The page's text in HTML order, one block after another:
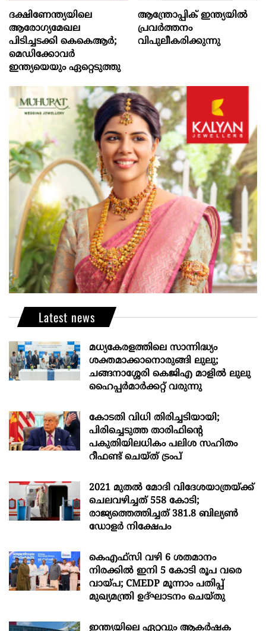
ദക്ഷിണേന്ത്യയിലെ
ആരോഗ്യമേഖല
പിടിച്ചടക്കി കെകെആർ;
മെഡിക്കോവർ
ഇന്ത്യയെയും ഏറ്റെടുത്തു
ആന്ത്രോപ്പിക് ഇന്ത്യയില്‍
പ്രവര്‍ത്തനം
വിപുലീകരിക്കുന്നു
Latest news
മധ്യകേരളത്തിലെ സാന്നിദ്ധ്യം
ശക്തമാക്കാനൊരുങ്ങി ലുലു;
ചങ്ങനാശ്ശേരി കെജിഎ മാളിൽ ലുലു
ഹൈപ്പർമാർക്കറ്റ് വരുന്നു
കോടതി വിധി തിരിച്ചടിയായി;
പിരിച്ചെടുത്ത താരിഫിന്‍റെ
പകുതിയിലധികം പലിശ സഹിതം
റീഫണ്ട് ചെയ്ത് ട്രംപ്
2021 മുതൽ മോദി വിദേശയാത്രയ്ക്ക്
ചെലവഴിച്ചത് 558 കോടി;
രാജ്യത്തെത്തിച്ചത് 381.8 ബില്യൺ
ഡോളർ നിക്ഷേപം
കെഎഫ്സി വഴി 6 ശതമാനം
നിരക്കിൽ ഇനി 5 കോടി രൂപ വരെ
വായ്പ; CMEDP മൂന്നാം പതിപ്പ്
മുഖ്യമന്ത്രി ഉദ്ഘാടനം ചെയ്തു
ഇന്ത്യയിലെ ഏറ്റവും ആകര്‍ഷക